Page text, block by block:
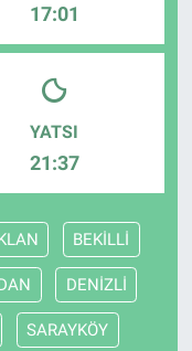
17:01
YATSI
21:37
BEKİLLİ
DENİZLİ
SARAYKÖY